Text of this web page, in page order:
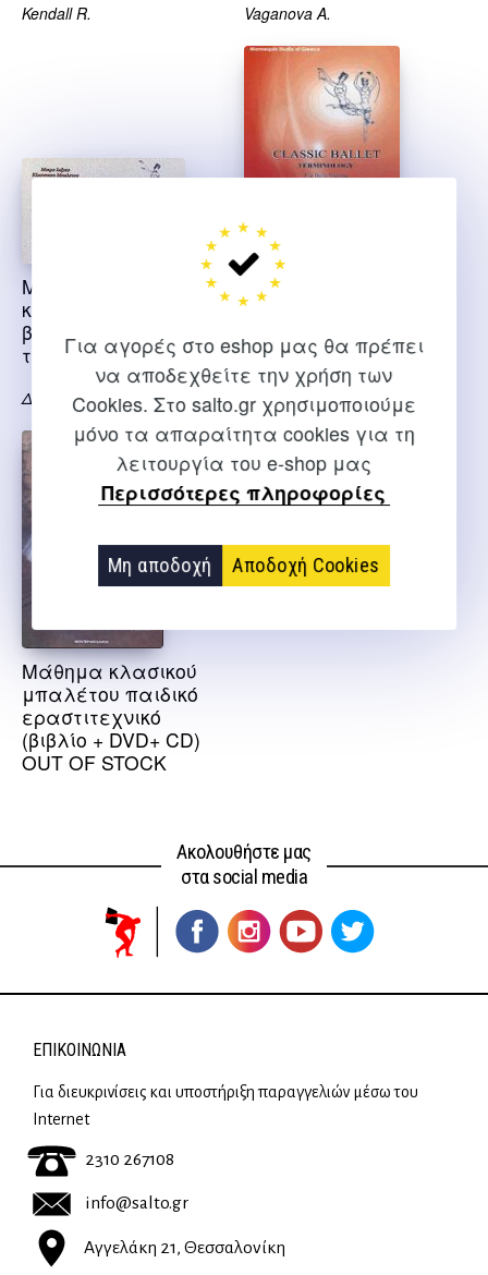
Για αγορές στο eshop μας θα πρέπει
να αποδεχθείτε την χρήση των
Cookies. Στο salto.gr χρησιμοποιούμε
μόνο τα απαραίτητα cookies για τη
λειτουργία του e-shop μας
Περισσότερες πληροφορίες
Μη αποδοχή Αποδοχή Cookies
Kendall R. Vaganova A.
Μικρό λεξικό
κλασικού μπαλέτου
βασική τεχνική και
τερμινολογία
Διονυσσίου Γ.
Τερμινολογία
κλασικού μπαλέτου
Διονυσσίου Γ.
Μάθημα κλασικού
μπαλέτου παιδικό
εραστιτεχνικό
(βιβλίο + DVD+ CD)
OUT OF STOCK
Ακολουθήστε μας
στα social media
ΕΠΙΚΟΙΝΩΝΊΑ
Για διευκρινίσεις και υποστήριξη παραγγελιών μέσω του
Internet
2310 267108
info@salto.gr
Αγγελάκη 21, Θεσσαλονίκη